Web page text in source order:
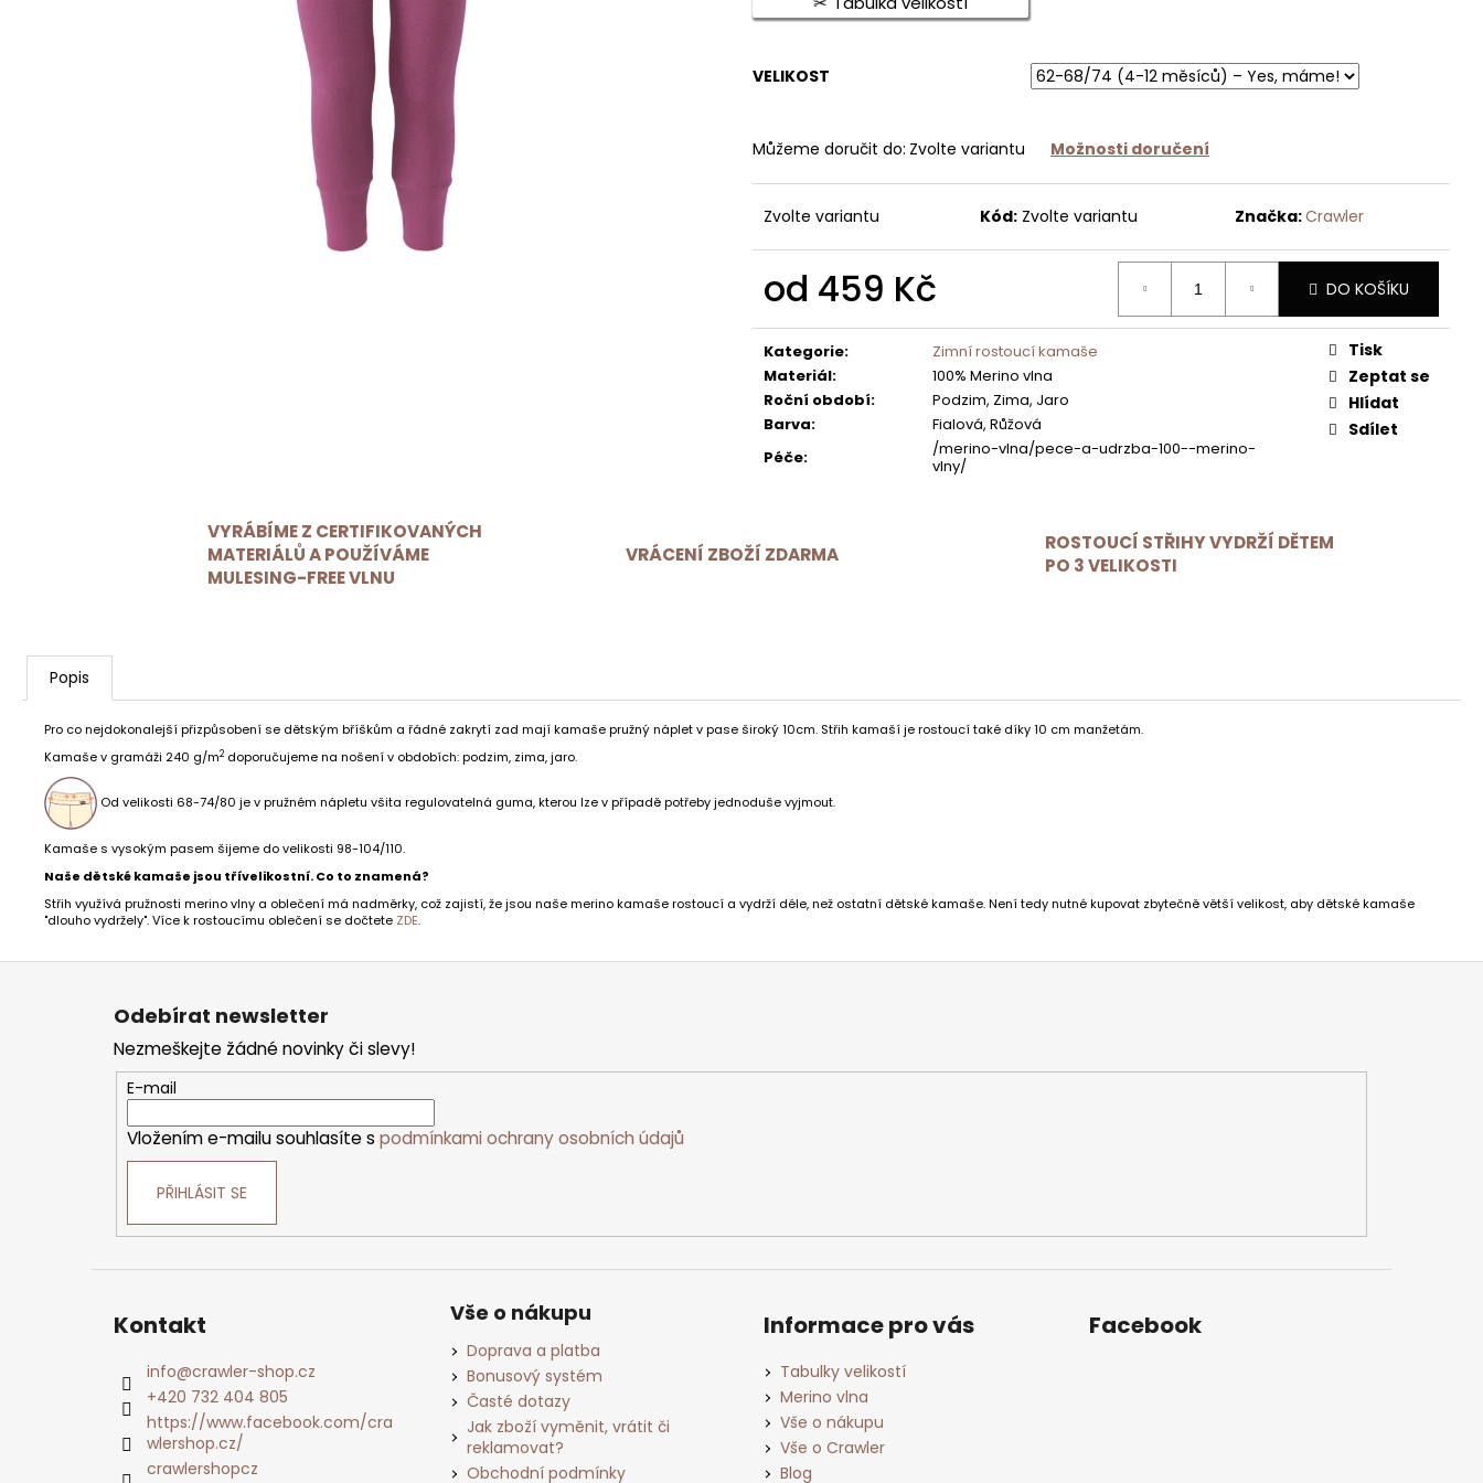
VELIKOST
Můžeme doručit do: Zvolte variantu Možnosti doručení
Zvolte variantu Kód: Zvolte variantu Značka:Crawler
od 459 Kč DO KOŠÍKU
Kategorie:
Zimní rostoucí kamaše
Materiál:
100% Merino vlna
Roční období:
Podzim, Zima, Jaro
Barva:
Fialová, Růžová
Péče:
/merino-vlna/pece-a-udrzba-100--merino-
vlny/
Tisk
Zeptat se
Hlídat
Sdílet
VYRÁBÍME Z CERTIFIKOVANÝCH
MATERIÁLŮ A POUŽÍVÁME
MULESING-FREE VLNU
VRÁCENÍ ZBOŽÍ ZDARMA
ROSTOUCÍ STŘIHY VYDRŽÍ DĚTEM
PO 3 VELIKOSTI
Popis
Pro co nejdokonalejší přizpůsobení se dětským bříškům a řádné zakrytí zad mají kamaše pružný náplet v pase široký 10cm. Střih kamaší je rostoucí také díky 10 cm manžetám.
Kamaše v gramáži 240 g/m2 doporučujeme na nošení v obdobích: podzim, zima, jaro.
Od velikosti 68-74/80 je v pružném nápletu všita regulovatelná guma, kterou lze v případě potřeby jednoduše vyjmout.
Kamaše s vysokým pasem šijeme do velikosti 98-104/110.
Naše dětské kamaše jsou třívelikostní. Co to znamená?
Střih využívá pružnosti merino vlny a oblečení má nadměrky, což zajistí, že jsou naše merino kamaše rostoucí a vydrží déle, než ostatní dětské kamaše. Není tedy nutné kupovat zbytečně větší velikost, aby dětské kamaše
"dlouho vydržely". Více k rostoucímu oblečení se dočtete ZDE.
750 Kč
Z
Odebírat newsletter
Nezmeškejte žádné novinky či slevy!
E-mail
Vložením e-mailu souhlasíte s podmínkami ochrany osobních údajů
PŘIHLÁSIT SE
Kontakt
info@crawler-shop.cz
+420 732 404 805
https://www.facebook.com/cra
wlershop.cz/
crawlershopcz
Vše o nákupu
Doprava a platba
Bonusový systém
Časté dotazy
Jak zboží vyměnit, vrátit či
reklamovat?
Obchodní podmínky
Informace pro vás
Tabulky velikostí
Merino vlna
Vše o nákupu
Vše o Crawler
Blog
Facebook